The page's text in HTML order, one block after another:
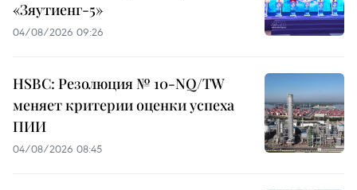
«Зяутиенг-5»
04/08/2026 09:26
HSBC: Резолюция № 10-NQ/TW
меняет критерии оценки успеха
ПИИ
04/08/2026 08:45